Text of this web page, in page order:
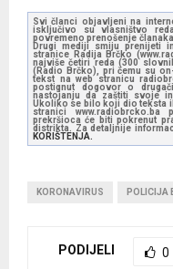
Svi članci objavljeni na
isključivo su vlasništvo
povremeno prenošenje
Drugi mediji smiju prenijeti
stranice Radija Brčko
najviše četiri reda (300
(Radio Brčko), pri čemu su
tekst na web stranicu
postignut dogovor o
nastojanju da zaštiti svoje
Ukoliko se bilo koji dio teksta
stranici
prekršioca će biti pokrenut
distrikta. Za detaljnije
KORIŠTENJA.
KORONAVIRUS POLICIJA
PODIJELI 0